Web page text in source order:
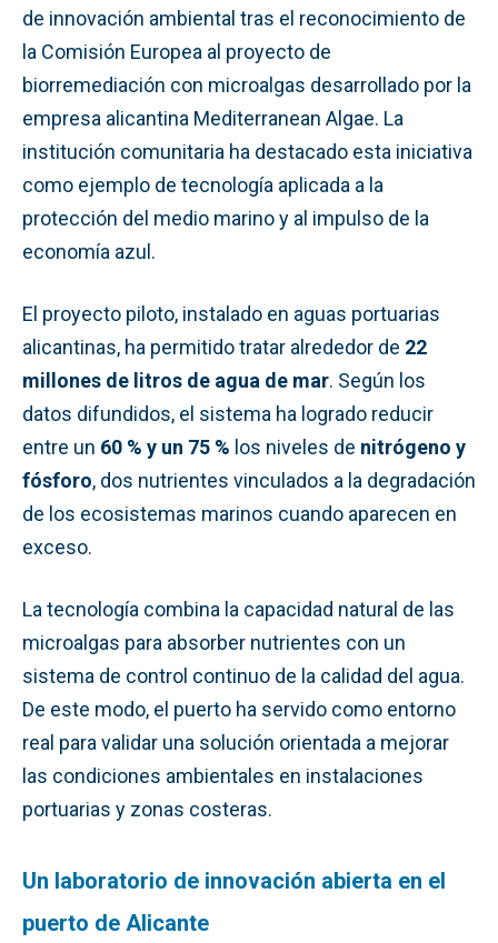
de innovación ambiental tras el reconocimiento de
la Comisión Europea al proyecto de
biorremediación con microalgas desarrollado por la
empresa alicantina Mediterranean Algae. La
institución comunitaria ha destacado esta iniciativa
como ejemplo de tecnología aplicada a la
protección del medio marino y al impulso de la
economía azul.
El proyecto piloto, instalado en aguas portuarias
alicantinas, ha permitido tratar alrededor de 22
millones de litros de agua de mar. Según los
datos difundidos, el sistema ha logrado reducir
entre un 60 % y un 75 % los niveles de nitrógeno y
fósforo, dos nutrientes vinculados a la degradación
de los ecosistemas marinos cuando aparecen en
exceso.
La tecnología combina la capacidad natural de las
microalgas para absorber nutrientes con un
sistema de control continuo de la calidad del agua.
De este modo, el puerto ha servido como entorno
real para validar una solución orientada a mejorar
las condiciones ambientales en instalaciones
portuarias y zonas costeras.
Un laboratorio de innovación abierta en el
puerto de Alicante